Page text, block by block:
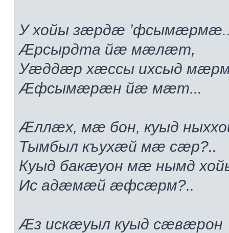
У хойы зæрдæ
Æрсырдта йæ мæлæт,
Уæддæр хæссы ихсыд
Æфсымæрæн йæ мæт...
Æллæх, мæ бон, куыд
Тымбыл къухæй мæ сæр?..
Куыд бакæуон мæ нымд
Ис адæмæй æфсæрм?..
Æз искæуыл куыд сæвæрон